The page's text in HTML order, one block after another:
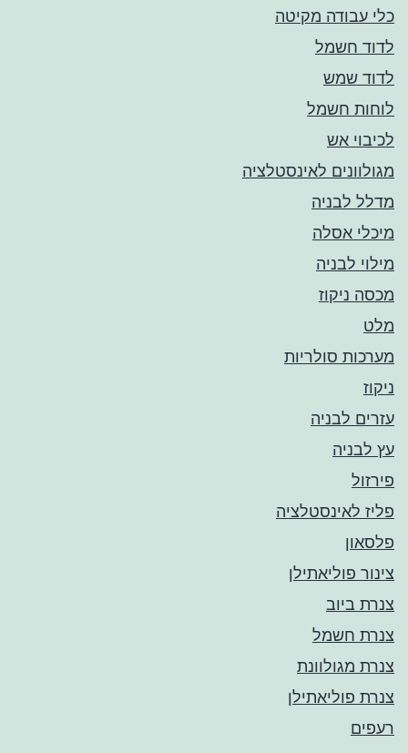
כלי עבודה מקיטה
לדוד חשמל
לדוד שמש
לוחות חשמל
לכיבוי אש
מגולוונים לאינסטלציה
מדלל לבניה
מיכלי אסלה
מילוי לבניה
מכסה ניקוז
מלט
מערכות סולריות
ניקוז
עזרים לבניה
עץ לבניה
פירזול
פליז לאינסטלציה
פלסאון
צינור פוליאתילן
צנרת ביוב
צנרת חשמל
צנרת מגולוונת
צנרת פוליאתילן
רעפים